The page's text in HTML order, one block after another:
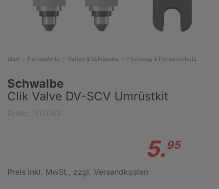
Start Fahrradteile Reifen & Schläuche Flickzeug & Pannenschutz
Schwalbe
Clik Valve DV-SCV Umrüstkit
5.95
Preis inkl. MwSt., zzgl. Versandkosten